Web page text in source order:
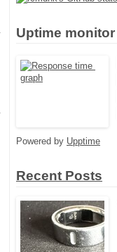
Uptime monitor
Powered by Upptime
Recent Posts